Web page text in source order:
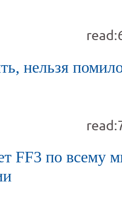
нельзя
FF3 по всему